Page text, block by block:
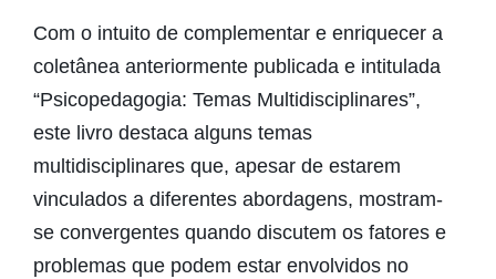
Com o intuito de complementar e enriquecer a
coletânea anteriormente publicada e intitulada
“Psicopedagogia: Temas Multidisciplinares”,
este livro destaca alguns temas
multidisciplinares que, apesar de estarem
vinculados a diferentes abordagens, mostram-
se convergentes quando discutem os fatores e
problemas que podem estar envolvidos no